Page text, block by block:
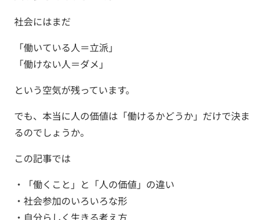
社会にはまだ
「働いている人＝立派」
「働けない人＝ダメ」
という空気が残っています。
でも、本当に人の価値は「働けるかどうか」だけで決ま
るのでしょうか。
この記事では
・「働くこと」と「人の価値」の違い
・社会参加のいろいろな形
・自分らしく生きる考え方